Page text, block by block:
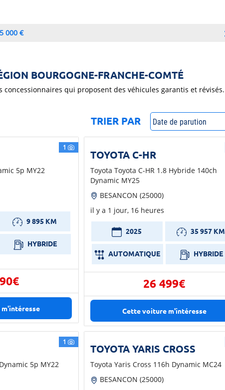
000 €
BOURGOGNE-FRANCHE-COMTÉ
qui proposent des véhicules garantis et révisés.
TRIER PAR
1
5p MY22
9 895 KM
HYBRIDE
TOYOTA C-HR
Toyota Toyota C-HR 1.8 Hybride 140ch
Dynamic MY25
BESANCON (25000)
il y a 1 jour, 16 heures
2025 35 957 KM
AUTOMATIQUE HYBRIDE
26 499€
Cette voiture m'intéresse
1
5p MY22
TOYOTA YARIS CROSS
Toyota Yaris Cross 116h Dynamic MC24
BESANCON (25000)